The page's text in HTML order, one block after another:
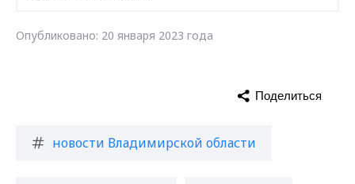
Опубликовано: 20 января 2023 года
новости Владимирской области
Поделиться